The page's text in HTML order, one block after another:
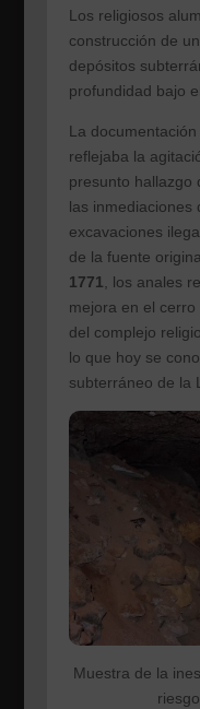
Los religiosos
construcción de
depósitos
profundidad bajo
La documentación
reflejaba la
presunto hallazgo
las inmediaciones
excavaciones
de la fuente
1771 , los anales
mejora en el
del complejo
lo que hoy se
subterráneo de la
Muestra de la